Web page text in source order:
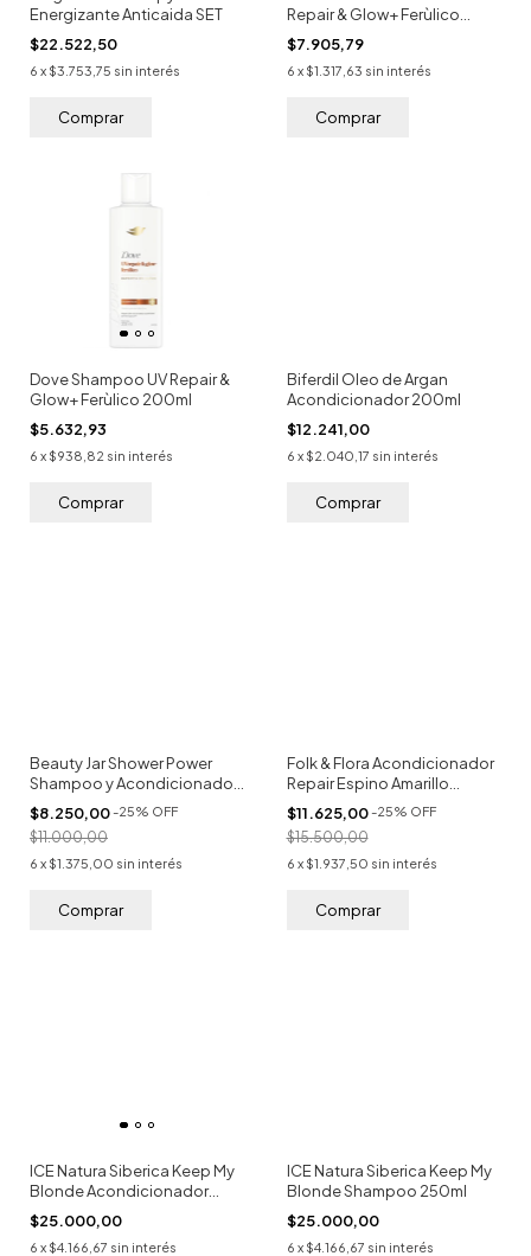
Energizante Anticaida SET
$22.522,50
6 x $3.753,75 sin interés
Repair & Glow+ Ferùlico
250ml
$7.905,79
6 x $1.317,63 sin interés
Dove Shampoo UV Repair &
Glow+ Ferùlico 200ml
$5.632,93
6 x $938,82 sin interés
Biferdil Oleo de Argan
Acondicionador 200ml
$12.241,00
6 x $2.040,17 sin interés
Beauty Jar Shower Power
Shampoo y Acondicionador
2 en 1 100ml
$8.250,00-25% OFF
$11.000,00
6 x $1.375,00 sin interés
Folk & Flora Acondicionador
Repair Espino Amarillo
400ml
$11.625,00-25% OFF
$15.500,00
6 x $1.937,50 sin interés
ICE Natura Siberica Keep My
Blonde Acondicionador
250ml
$25.000,00
6 x $4.166,67 sin interés
ICE Natura Siberica Keep My
Blonde Shampoo 250ml
$25.000,00
6 x $4.166,67 sin interés